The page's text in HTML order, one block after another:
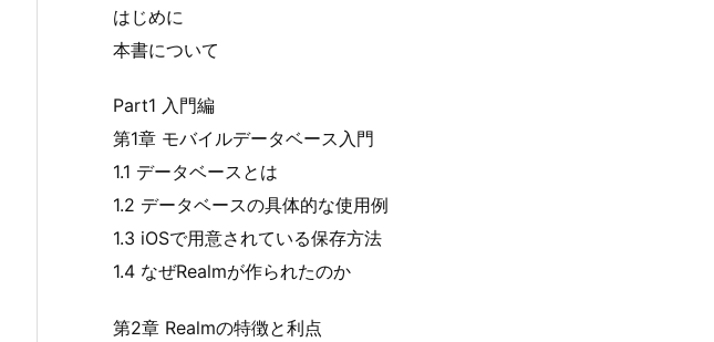
はじめに
本書について
Part1 入門編
第1章 モバイルデータベース入門
1.1 データベースとは
1.2 データベースの具体的な使用例
1.3 iOSで用意されている保存方法
1.4 なぜRealmが作られたのか
第2章 Realmの特徴と利点